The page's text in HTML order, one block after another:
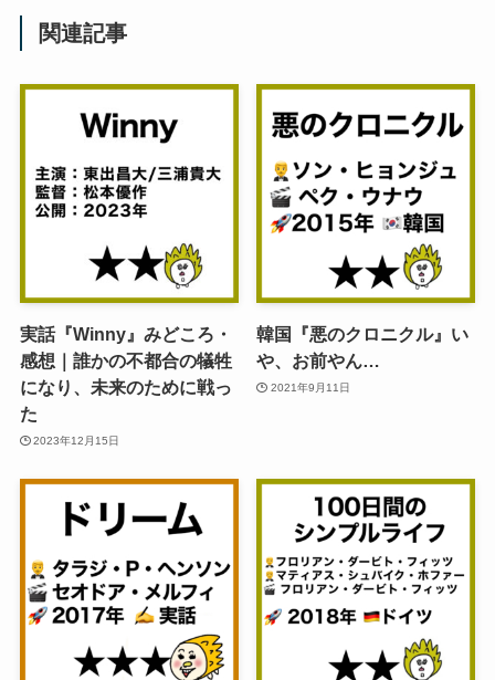
関連記事
実話『Winny』みどころ・
感想｜誰かの不都合の犠牲
になり、未来のために戦っ
た
2023年12月15日
韓国『悪のクロニクル』い
や、お前やん…
2021年9月11日